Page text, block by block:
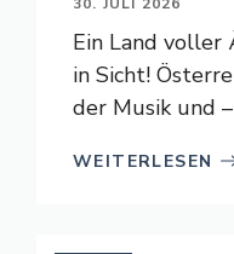
Ein Land voller
in Sicht!
der Musik und
WEITERLESEN